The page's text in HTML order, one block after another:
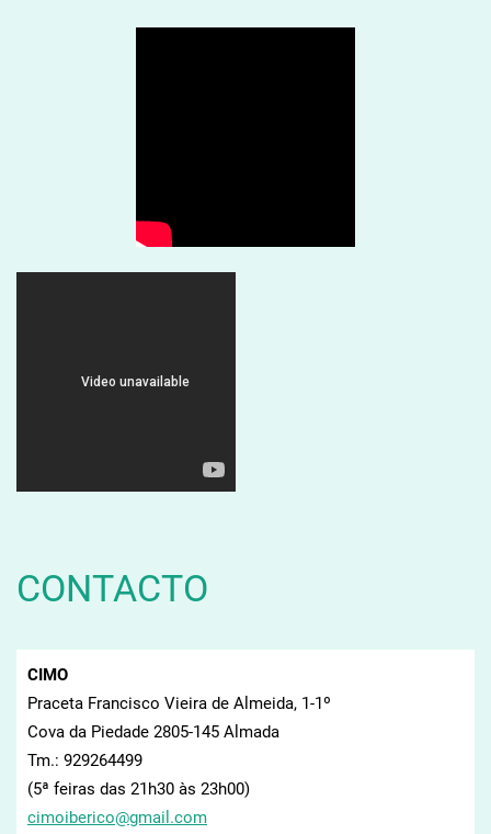
CONTACTO
CIMO
Praceta Francisco Vieira de Almeida, 1-1º
Cova da Piedade 2805-145 Almada
Tm.: 929264499
(5ª feiras das 21h30 às 23h00)
cimoiberico@gmai l.com